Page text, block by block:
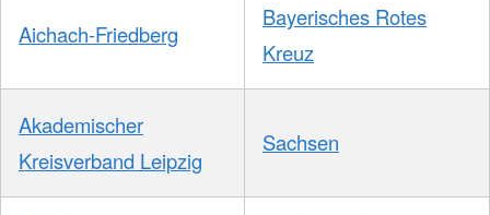
Aichach-Friedberg
Bayerisches Rotes
Kreuz
Akademischer
Kreisverband Leipzig
Sachsen